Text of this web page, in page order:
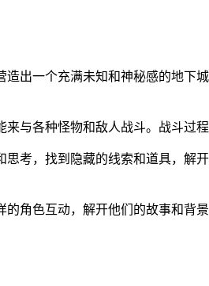
出一个充满未知和神秘感的地下
与各种怪物和敌人战斗。战斗过
考，找到隐藏的线索和道具，解
角色互动，解开他们的故事和背